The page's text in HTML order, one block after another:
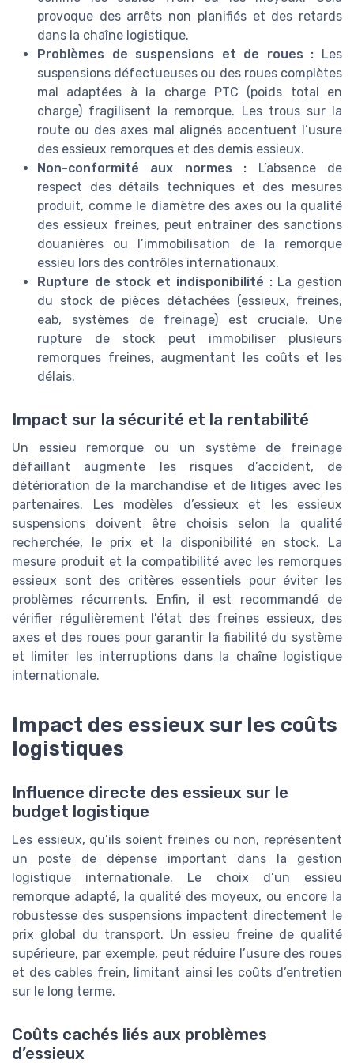
provoque des arrêts non planifiés et des retards
dans la chaîne logistique.
Problèmes de suspensions et de roues : Les
suspensions défectueuses ou des roues complètes
mal adaptées à la charge PTC (poids total en
charge) fragilisent la remorque. Les trous sur la
route ou des axes mal alignés accentuent l’usure
des essieux remorques et des demis essieux.
Non-conformité aux normes : L’absence de
respect des détails techniques et des mesures
produit, comme le diamètre des axes ou la qualité
des essieux freines, peut entraîner des sanctions
douanières ou l’immobilisation de la remorque
essieu lors des contrôles internationaux.
Rupture de stock et indisponibilité :La gestion
du stock de pièces détachées (essieux, freines,
eab, systèmes de freinage) est cruciale. Une
rupture de stock peut immobiliser plusieurs
remorques freines, augmentant les coûts et les
délais.
Impact sur la sécurité et la rentabilité
Un essieu remorque ou un système de freinage
défaillant augmente les risques d’accident, de
détérioration de la marchandise et de litiges avec les
partenaires. Les modèles d’essieux et les essieux
suspensions doivent être choisis selon la qualité
recherchée, le prix et la disponibilité en stock. La
mesure produit et la compatibilité avec les remorques
essieux sont des critères essentiels pour éviter les
problèmes récurrents. Enfin, il est recommandé de
vérifier régulièrement l’état des freines essieux, des
axes et des roues pour garantir la fiabilité du système
et limiter les interruptions dans la chaîne logistique
internationale.
Impact des essieux sur les coûts
logistiques
Influence directe des essieux sur le
budget logistique
Les essieux, qu’ils soient freines ou non, représentent
un poste de dépense important dans la gestion
logistique internationale. Le choix d’un essieu
remorque adapté, la qualité des moyeux, ou encore la
robustesse des suspensions impactent directement le
prix global du transport. Un essieu freine de qualité
supérieure, par exemple, peut réduire l’usure des roues
et des cables frein, limitant ainsi les coûts d’entretien
sur le long terme.
Coûts cachés liés aux problèmes
d’essieux